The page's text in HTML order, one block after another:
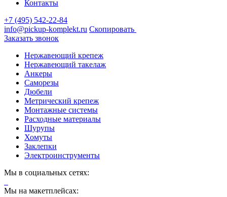
Контакты
+7 (495) 542-22-84
info@pickup-komplekt.ru Скопировать
Заказать звонок
Нержавеющий крепеж
Нержавеющий такелаж
Анкеры
Саморезы
Дюбели
Метрический крепеж
Монтажные системы
Расходные материалы
Шурупы
Хомуты
Заклепки
Электроинструменты
Мы в социальных сетях:
Мы на макетплейсах: